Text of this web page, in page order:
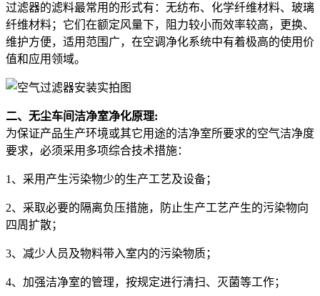
过滤器的滤料最常用的形式有：无纺布、化学纤维材料、玻璃
纤维材料；它们在额定风量下，阻力较小而效率较高，更换、
维护方便，适用范围广，在空调净化系统中有着极高的使用价
值和应用领域。
二、无尘车间洁净室净化原理:
为保证产品生产环境或其它用途的洁净室所要求的空气洁净度
要求，必须采用多项综合技术措施：
1、采用产生污染物少的生产工艺及设备；
2、采取必要的隔离负压措施，防止生产工艺产生的污染物向
四周扩散；
3、减少人员及物料带入室内的污染物质；
4、加强洁净室的管理，按规定进行清扫、灭菌等工作；